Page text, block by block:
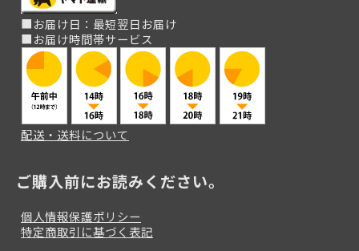
■お届け日：最短翌日お届け
■お届け時間帯サービス
配送・送料について
ご購入前にお読みください。
個人情報保護ポリシー
特定商取引に基づく表記